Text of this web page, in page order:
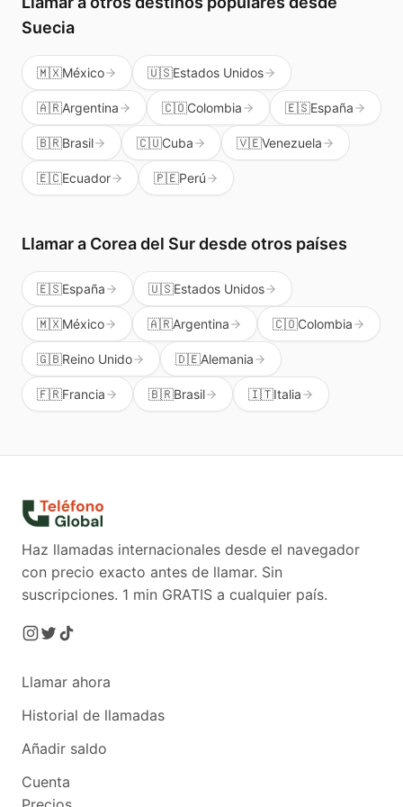
Suecia
🇲🇽México 🇺🇸Estados Unidos
🇦🇷Argentina 🇨🇴Colombia 🇪🇸España
🇧🇷Brasil 🇨🇺Cuba 🇻🇪Venezuela
🇪🇨Ecuador 🇵🇪Perú
Llamar a Corea del Surdesde otros países
🇪🇸España 🇺🇸Estados Unidos
🇲🇽México 🇦🇷Argentina 🇨🇴Colombia
🇬🇧Reino Unido 🇩🇪Alemania
🇫🇷Francia 🇧🇷Brasil 🇮🇹Italia
Haz llamadas internacionales desde el navegador
con precio exacto antes de llamar. Sin
suscripciones. 1 min GRATIS a cualquier país.
Llamar ahora
Historial de llamadas
Añadir saldo
Cuenta